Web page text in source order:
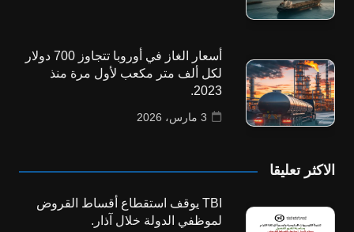
أسعار الغاز في أوروبا تتجاوز 700 دولار
لكل ألف متر مكعب لأول مرة منذ
2023.
3 مارس، 2026
الاكثر تعليقا
TBI يوقف استقطاع أقساط القروض
لموظفي الدولة خلال آذار.